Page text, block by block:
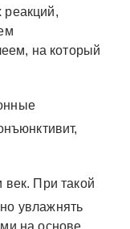
реакций,
на который
век. При такой
увлажнять
на основе